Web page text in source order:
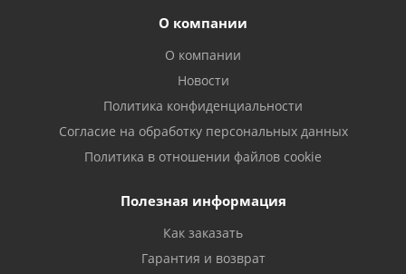
О компании
О компании
Новости
Политика конфиденциальности
Согласие на обработку персональных данных
Политика в отношении файлов cookie
Полезная информация
Как заказать
Гарантия и возврат